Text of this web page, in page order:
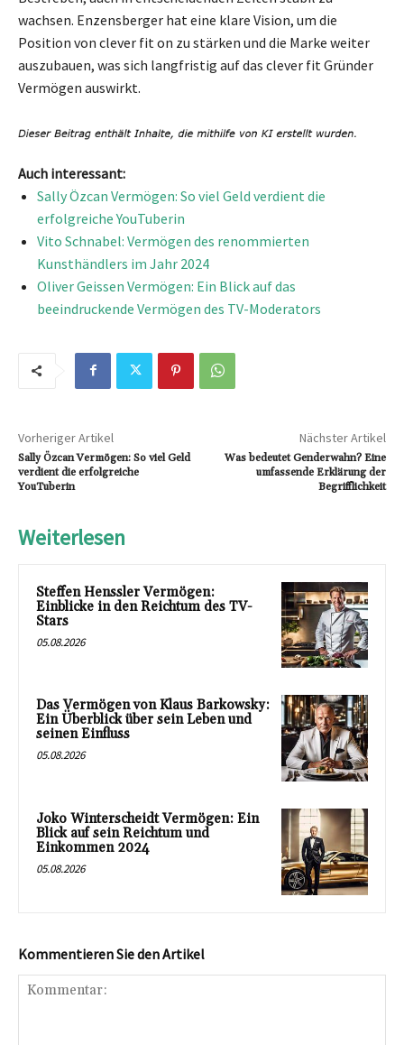
wachsen. Enzensberger hat eine klare Vision, um die
Position von clever fit on zu stärken und die Marke weiter
auszubauen, was sich langfristig auf das clever fit Gründer
Vermögen auswirkt.
Auch interessant:
Sally Özcan Vermögen: So viel Geld verdient die
erfolgreiche YouTuberin
Vito Schnabel: Vermögen des renommierten
Kunsthändlers im Jahr 2024
Oliver Geissen Vermögen: Ein Blick auf das
beeindruckende Vermögen des TV-Moderators
Vorheriger Artikel
Sally Özcan Vermögen: So viel Geld
verdient die erfolgreiche
YouTuberin
Nächster Artikel
Was bedeutet Genderwahn? Eine
umfassende Erklärung der
Begrifflichkeit
Weiterlesen
Steffen Henssler Vermögen:
Einblicke in den Reichtum des TV-
Stars
05.08.2026
Das Vermögen von Klaus Barkowsky:
Ein Überblick über sein Leben und
seinen Einfluss
05.08.2026
Joko Winterscheidt Vermögen: Ein
Blick auf sein Reichtum und
Einkommen 2024
05.08.2026
Kommentieren Sie den Artikel